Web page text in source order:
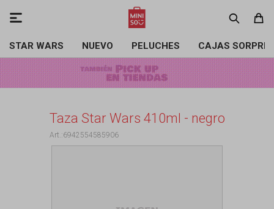
STAR WARS NUEVO PELUCHES CAJAS

Taza Star Wars 410ml - negro
6942554585906